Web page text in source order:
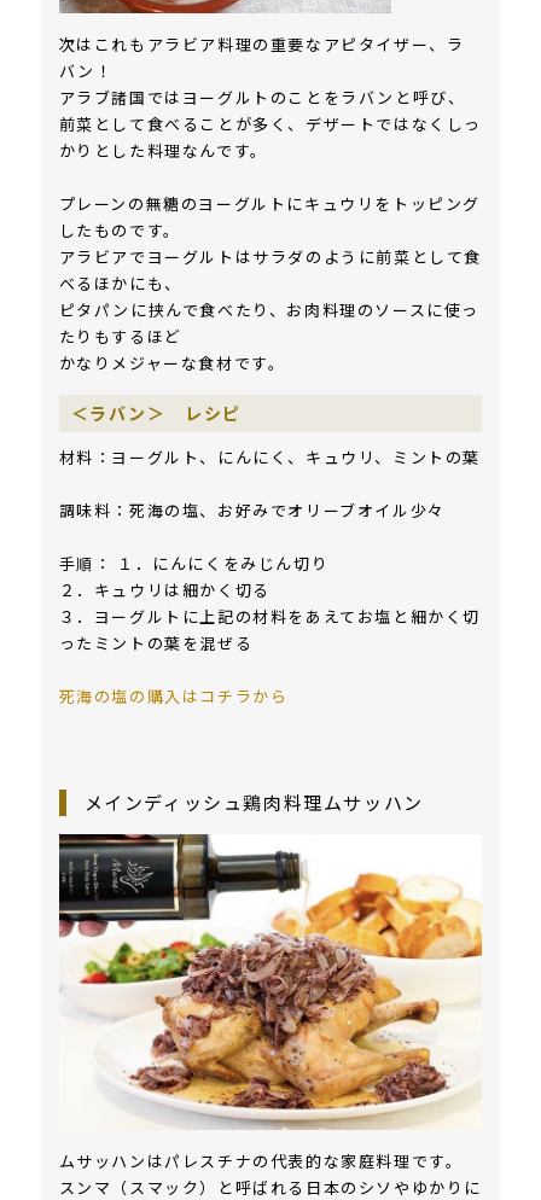
次はこれもアラビア料理の重要なアピタイザー、ラ
バン！
アラブ諸国ではヨーグルトのことをラバンと呼び、
前菜として食べることが多く、デザートではなくしっ
かりとした料理なんです。
プレーンの無糖のヨーグルトにキュウリをトッピング
したものです。
アラビアでヨーグルトはサラダのように前菜として食
べるほかにも、
ピタパンに挟んで食べたり、お肉料理のソースに使っ
たりもするほど
かなりメジャーな食材です。
＜ラバン＞ レシピ
材料：ヨーグルト、にんにく、キュウリ、ミントの葉
調味料：死海の塩、お好みでオリーブオイル少々
手順： １．にんにくをみじん切り
２．キュウリは細かく切る
３．ヨーグルトに上記の材料をあえてお塩と細かく切
ったミントの葉を混ぜる
死海の塩の購入はコチラから
メインディッシュ鶏肉料理ムサッハン
ムサッハンはパレスチナの代表的な家庭料理です。
スンマ（スマック）と呼ばれる日本のシソやゆかりに